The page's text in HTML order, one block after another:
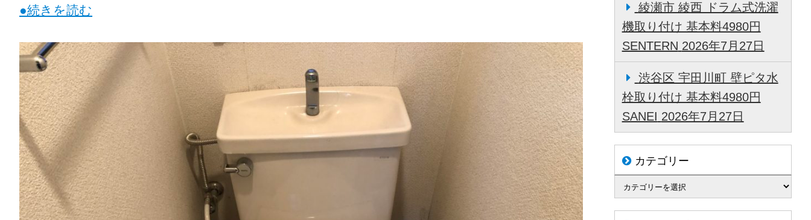
●続きを読む
綾瀬市 綾西 ドラム式洗濯
機取り付け 基本料4980円
SENTERN 2026年7月27日
渋谷区 宇田川町 壁ピタ水
栓取り付け 基本料4980円
SANEI 2026年7月27日
カテゴリー